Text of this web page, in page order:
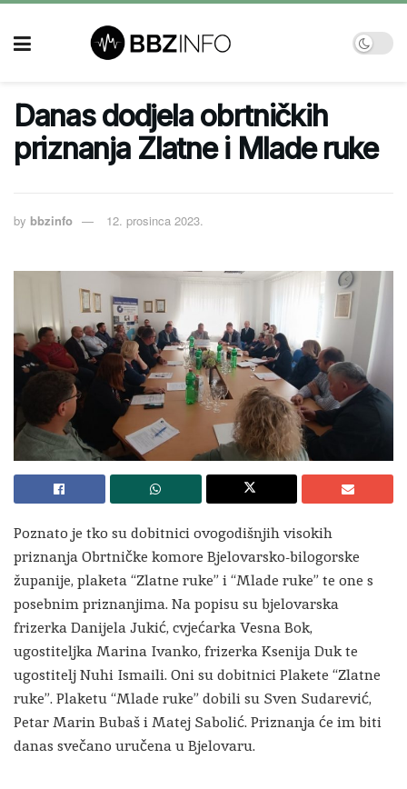
Danas dodjela obrtničkih
priznanja Zlatne i Mlade ruke
by bbzinfo 12. prosinca 2023.
Poznato je tko su dobitnici ovogodišnjih visokih
priznanja Obrtničke komore Bjelovarsko-bilogorske
županije, plaketa “Zlatne ruke” i “Mlade ruke” te one s
posebnim priznanjima. Na popisu su bjelovarska
frizerka Danijela Jukić, cvjećarka Vesna Bok,
ugostiteljka Marina Ivanko, frizerka Ksenija Duk te
ugostitelj Nuhi Ismaili. Oni su dobitnici Plakete “Zlatne
ruke”. Plaketu “Mlade ruke” dobili su Sven Sudarević,
Petar Marin Bubaš i Matej Sabolić. Priznanja će im biti
danas svečano uručena u Bjelovaru.